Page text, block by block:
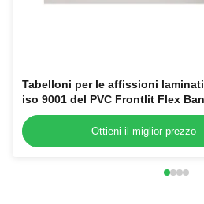
Tabelloni per le affissioni
iso 9001 del PVC Frontlit Flex
pubblicità
Ottieni il miglior prezzo